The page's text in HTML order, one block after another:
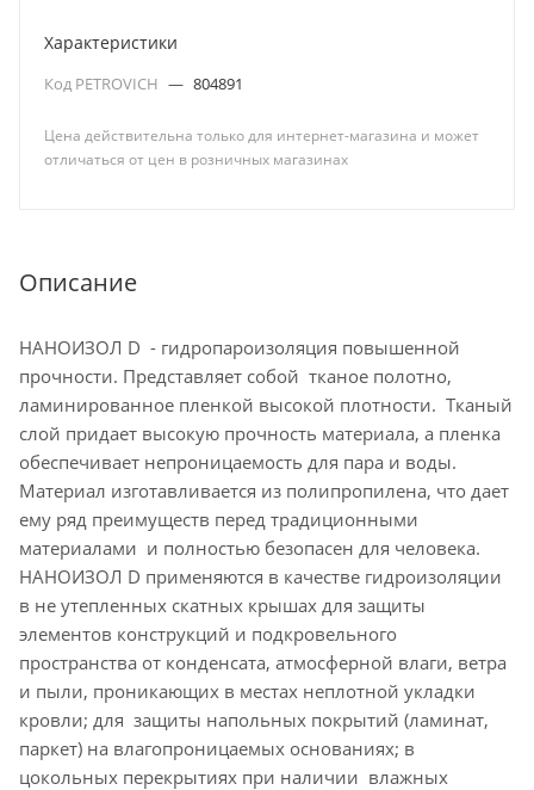
Характеристики
Код PETROVICH — 804891
Цена действительна только для интернет-магазина и может
отличаться от цен в розничных магазинах
Описание
НАНОИЗОЛ D - гидропароизоляция повышенной
прочности. Представляет собой тканое полотно,
ламинированное пленкой высокой плотности. Тканый
слой придает высокую прочность материала, а пленка
обеспечивает непроницаемость для пара и воды.
Материал изготавливается из полипропилена, что дает
ему ряд преимуществ перед традиционными
материалами и полностью безопасен для человека.
НАНОИЗОЛ D применяются в качестве гидроизоляции
в не утепленных скатных крышах для защиты
элементов конструкций и подкровельного
пространства от конденсата, атмосферной влаги, ветра
и пыли, проникающих в местах неплотной укладки
кровли; для защиты напольных покрытий (ламинат,
паркет) на влагопроницаемых основаниях; в
цокольных перекрытиях при наличии влажных